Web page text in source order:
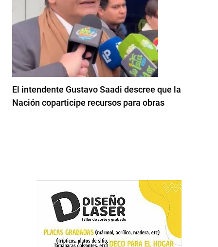
El intendente Gustavo Saadi descree que la
Nación coparticipe recursos para obras